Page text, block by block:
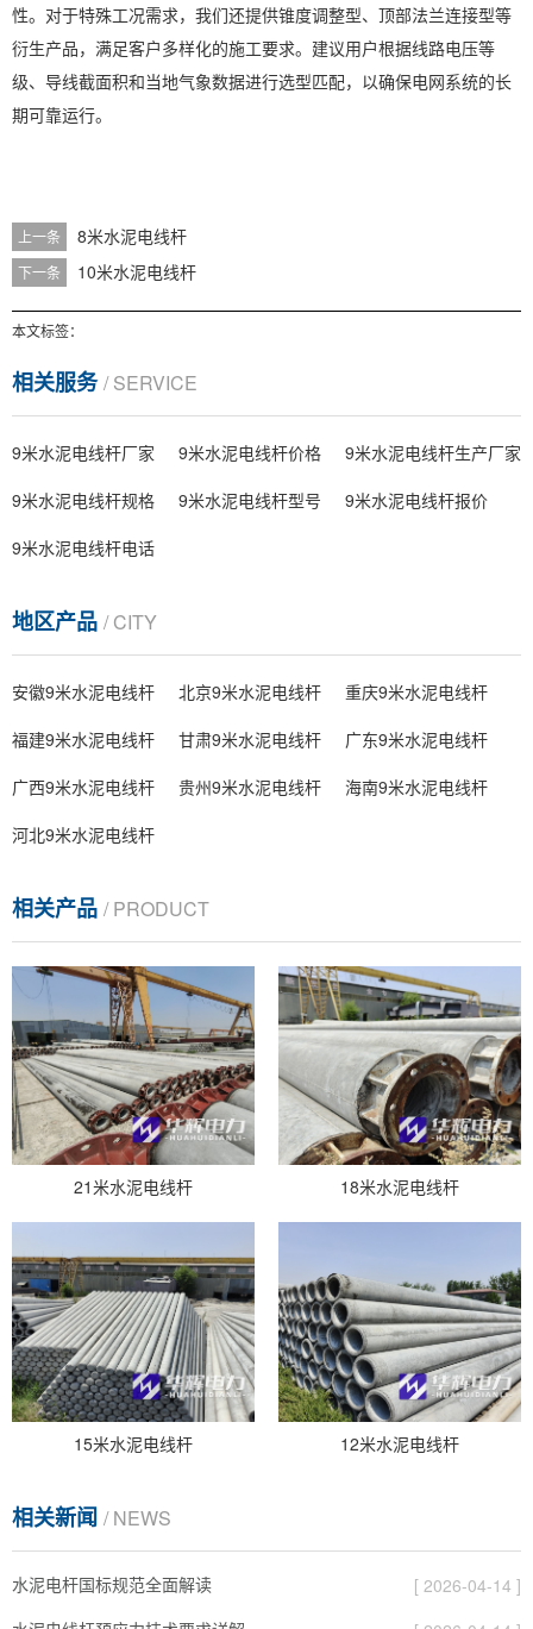
性。对于特殊工况需求，我们还提供锥度调整型、顶部法兰连接型等
衍生产品，满足客户多样化的施工要求。建议用户根据线路电压等
级、导线截面积和当地气象数据进行选型匹配，以确保电网系统的长
期可靠运行。
上一条 8米水泥电线杆
下一条 10米水泥电线杆
本文标签：
相关服务/ SERVICE
9米水泥电线杆厂家 9米水泥电线杆价格
9米水泥电线杆生产厂家
9米水泥电线杆规格
9米水泥电线杆型号
9米水泥电线杆报价
9米水泥电线杆电话
地区产品 / CITY
安徽9米水泥电线杆 北京9米水泥电线杆
重庆9米水泥电线杆
福建9米水泥电线杆
甘肃9米水泥电线杆
广东9米水泥电线杆
广西9米水泥电线杆
贵州9米水泥电线杆
海南9米水泥电线杆
河北9米水泥电线杆
相关产品 / PRODUCT
21米水泥电线杆 18米水泥电线杆
15米水泥电线杆 12米水泥电线杆
相关新闻 / NEWS
水泥电杆国标规范全面解读
[ 2026-04-14 ]